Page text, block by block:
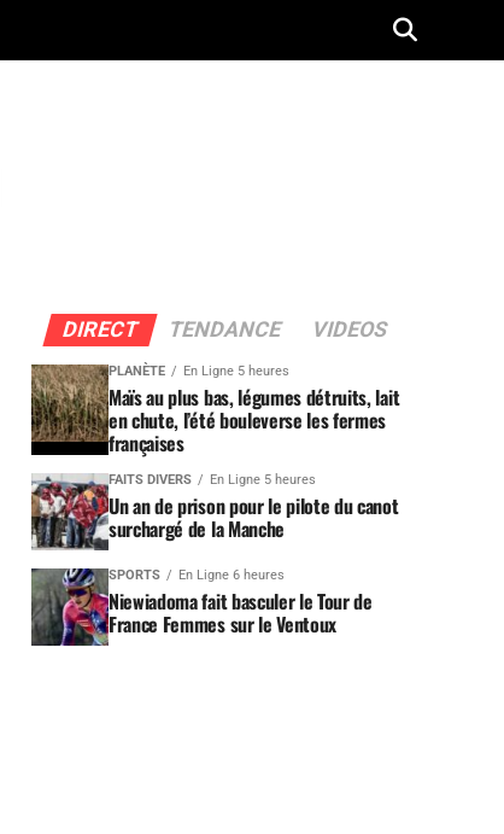
DIRECT TENDANCE VIDEOS
PLANÈTE En Ligne 5 heures
Maïs au plus bas, légumes détruits, lait
en chute, l’été bouleverse les fermes
françaises
FAITS DIVERS En Ligne 5 heures
Un an de prison pour le pilote du canot
surchargé de la Manche
SPORTS En Ligne 6 heures
Niewiadoma fait basculer le Tour de
France Femmes sur le Ventoux